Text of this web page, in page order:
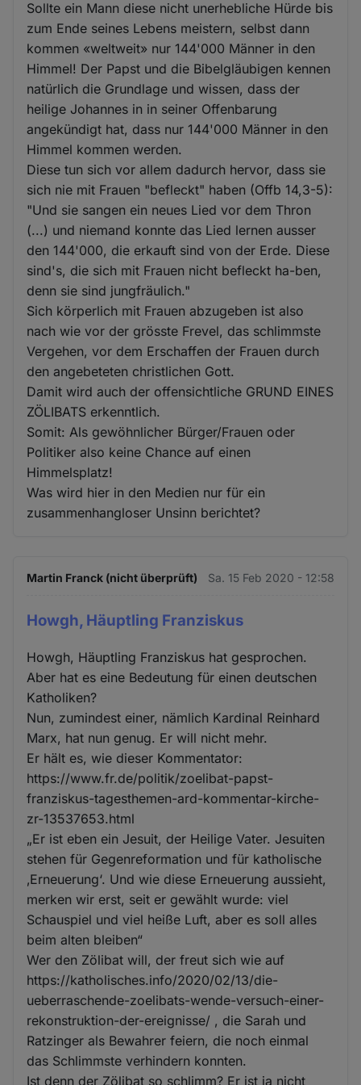
Sollte ein Mann diese nicht unerhebliche Hürde bis
zum Ende seines Lebens meistern, selbst dann
kommen «weltweit» nur 144'000 Männer in den
Himmel! Der Papst und die Bibelgläubigen kennen
natürlich die Grundlage und wissen, dass der
heilige Johannes in in seiner Offenbarung
angekündigt hat, dass nur 144'000 Männer in den
Himmel kommen werden.
Diese tun sich vor allem dadurch hervor, dass sie
sich nie mit Frauen "befleckt" haben (Offb 14,3-5):
"Und sie sangen ein neues Lied vor dem Thron
(...) und niemand konnte das Lied lernen ausser
den 144'000, die erkauft sind von der Erde. Diese
sind's, die sich mit Frauen nicht befleckt ha-ben,
denn sie sind jungfräulich."
Sich körperlich mit Frauen abzugeben ist also
nach wie vor der grösste Frevel, das schlimmste
Vergehen, vor dem Erschaffen der Frauen durch
den angebeteten christlichen Gott.
Damit wird auch der offensichtliche GRUND EINES
ZÖLIBATS erkenntlich.
Somit: Als gewöhnlicher Bürger/Frauen oder
Politiker also keine Chance auf einen
Himmelsplatz!
Was wird hier in den Medien nur für ein
zusammenhangloser Unsinn berichtet?
Martin Franck (nicht überprüft) Sa. 15 Feb 2020 - 12:58
Howgh, Häuptling Franziskus
Howgh, Häuptling Franziskus hat gesprochen.
Aber hat es eine Bedeutung für einen deutschen
Katholiken?
Nun, zumindest einer, nämlich Kardinal Reinhard
Marx, hat nun genug. Er will nicht mehr.
Er hält es, wie dieser Kommentator:
https://www.fr.de/politik/zoelibat-papst-
franziskus-tagesthemen-ard-kommentar-kirche-
zr-13537653.html
„Er ist eben ein Jesuit, der Heilige Vater. Jesuiten
stehen für Gegenreformation und für katholische
‚Erneuerung‘. Und wie diese Erneuerung aussieht,
merken wir erst, seit er gewählt wurde: viel
Schauspiel und viel heiße Luft, aber es soll alles
beim alten bleiben“
Wer den Zölibat will, der freut sich wie auf
https://katholisches.info/2020/02/13/die-
ueberraschende-zoelibats-wende-versuch-einer-
rekonstruktion-der-ereignisse/ , die Sarah und
Ratzinger als Bewahrer feiern, die noch einmal
das Schlimmste verhindern konnten.
Ist denn der Zölibat so schlimm? Er ist ja nicht